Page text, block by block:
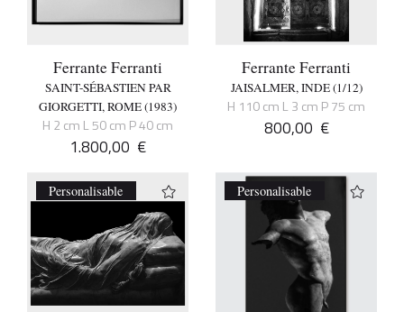
Ferrante Ferranti
SAINT-SÉBASTIEN PAR
GIORGETTI, ROME (1983)
H 2 cm L 50 cm P 40 cm
1.800,00 €
Ferrante Ferranti
JAISALMER, INDE (1/12)
H 110 cm L 3 cm P 75 cm
800,00 €
Personalisable Personalisable